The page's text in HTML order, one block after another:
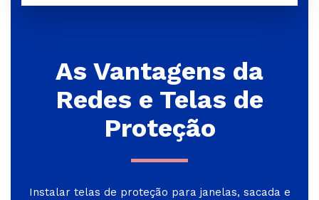
As Vantagens da
Redes e Telas de
Proteção
Instalar telas de proteção para janelas, sacada e